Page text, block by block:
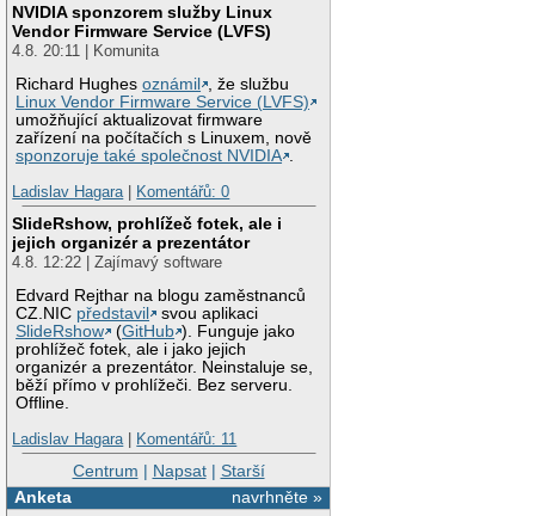
NVIDIA sponzorem služby Linux
Vendor Firmware Service (LVFS)
4.8. 20:11 | Komunita
Richard Hughesoznámil
, že službu
Linux Vendor Firmware Service (LVFS)
umožňující aktualizovat firmware
zařízení na počítačích s Linuxem, nově
sponzoruje také společnost NVIDIA .
Ladislav Hagara| Komentářů: 0
SlideRshow, prohlížeč fotek, ale i
jejich organizér a prezentátor
4.8. 12:22 | Zajímavý software
Edvard Rejthar na blogu zaměstnanců
CZ.NIC představil
svou aplikaci
SlideRshow
(GitHub ). Funguje jako
prohlížeč fotek, ale i jako jejich
organizér a prezentátor. Neinstaluje se,
běží přímo v prohlížeči. Bez serveru.
Offline.
Ladislav Hagara| Komentářů: 11
Centrum | Napsat| Starší
navrhněte »
Anketa